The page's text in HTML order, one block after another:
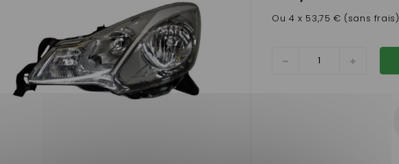
Ou 4 x 53,75 € (sans frais)